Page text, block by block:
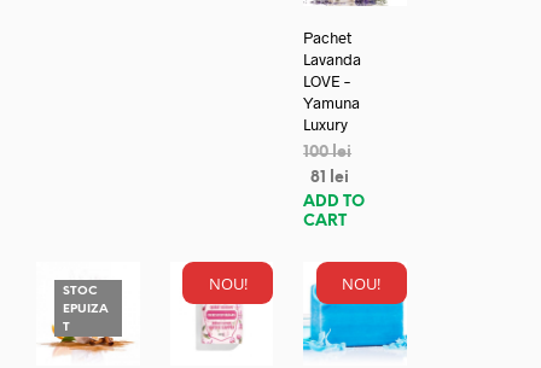
Pachet
Lavanda
LOVE –
Yamuna
Luxury
100lei
81
lei
ADD TO
CART
STOC
EPUIZA
T
NOU! NOU!